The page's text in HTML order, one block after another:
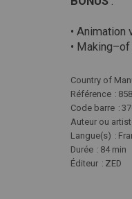
• Animation
•
Plus
d'infos
Country of
Référence
Code barre
Auteur ou
Langue(s)
Durée
84 min
Éditeur
ZED